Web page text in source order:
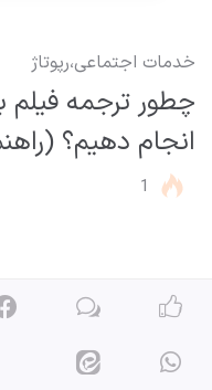
خدمات اجتماعی،رپوتاژ
چطور ترجمه فیلم
انجام دهیم؟
1